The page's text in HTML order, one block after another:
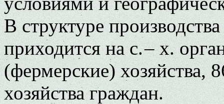
В структуре
приходится на с. – х.
(фермерские) хозяйства,
хозяйства граждан.